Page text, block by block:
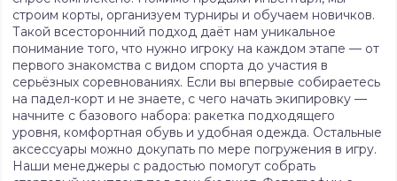
строим корты, организуем турниры и обучаем новичков.
Такой всесторонний подход даёт нам уникальное
понимание того, что нужно игроку на каждом этапе — от
первого знакомства с видом спорта до участия в
серьёзных соревнованиях. Если вы впервые собираетесь
на падел-корт и не знаете, с чего начать экипировку —
начните с базового набора: ракетка подходящего
уровня, комфортная обувь и удобная одежда. Остальные
аксессуары можно докупать по мере погружения в игру.
Наши менеджеры с радостью помогут собрать